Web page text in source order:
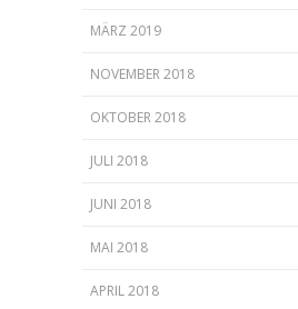
MÄRZ 2019
NOVEMBER 2018
OKTOBER 2018
JULI 2018
JUNI 2018
MAI 2018
APRIL 2018